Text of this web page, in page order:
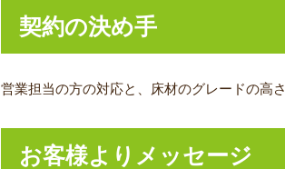
契約の決め手
営業担当の方の対応と、床材のグレードの高さ
お客様よりメッセージ